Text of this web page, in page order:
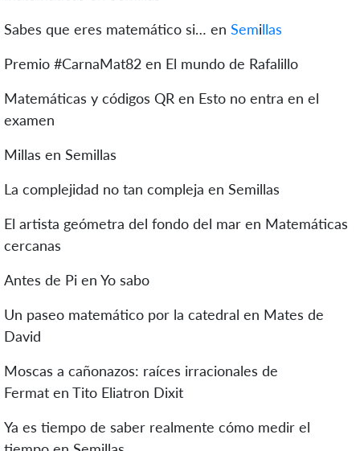
Sabes que eres matemático si… en Semillas
Premio #CarnaMat82 en El mundo de Rafalillo
Matemáticas y códigos QR en Esto no entra en el
examen
Millas en Semillas
La complejidad no tan compleja en Semillas
El artista geómetra del fondo del mar en Matemáticas
cercanas
Antes de Pi en Yo sabo
Un paseo matemático por la catedral en Mates de
David
Moscas a cañonazos: raíces irracionales de
Fermat en Tito Eliatron Dixit
Ya es tiempo de saber realmente cómo medir el